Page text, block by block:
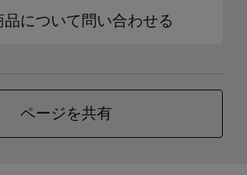
品について問い合わせる
ページを共有